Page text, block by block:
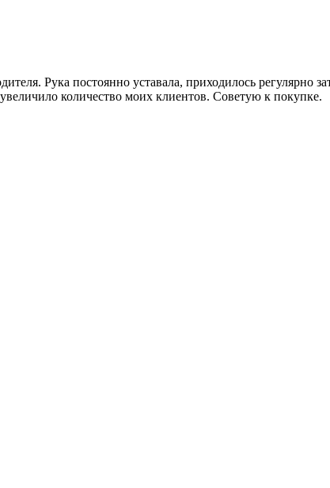
Рука постоянно уставала, приходилось регулярно
количество моих клиентов. Советую к покупке.